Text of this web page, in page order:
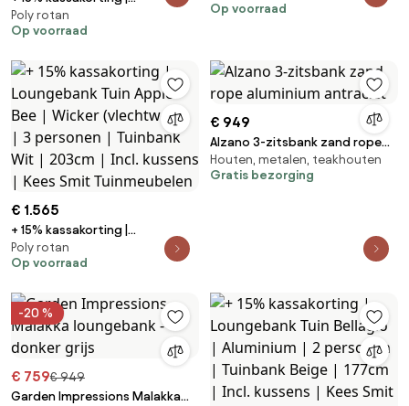
Loungebank Tuin Apple Bee |
Wicker (vlechtwerk) | 3
Beige/Zwart | 203cm | Incl.
kussens | Kees Smit
Tuinmeubelen
Poly rotan
Op voorraad
Aluminium | 3 personen |
Tuinmeubelen
Op voorraad
€ 1.565
+ 15% kassakorting |
Loungebank Tuin Apple Bee |
Wicker (vlechtwerk) | 3
203cm | Incl. kussens | Kees Smit
Tuinmeubelen
Poly rotan
Op voorraad
€ 949
Alzano 3-zitsbank zand rope
aluminium antraciet
Houten, metalen, teakhouten
Gratis bezorging
-20 %
€ 759€ 949
Garden Impressions Malakka